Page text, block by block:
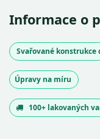
Informace o
Svařované
Úpravy na míru
100+ lakovaných